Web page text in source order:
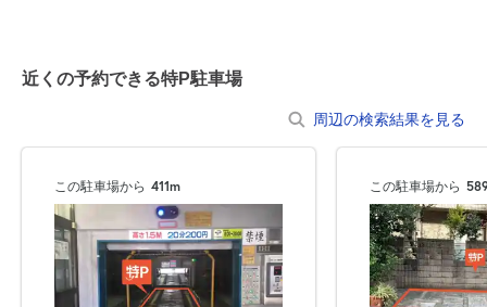
近くの予約できる特P駐車場
周辺の検索結果を見る
この駐車場から 411m この駐車場から